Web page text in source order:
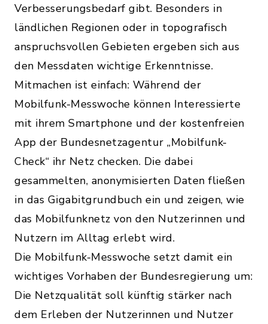
Verbesserungsbedarf gibt. Besonders in
ländlichen Regionen oder in topografisch
anspruchsvollen Gebieten ergeben sich aus
den Messdaten wichtige Erkenntnisse.
Mitmachen ist einfach: Während der
Mobilfunk-Messwoche können Interessierte
mit ihrem Smartphone und der kostenfreien
App der Bundesnetzagentur „Mobilfunk-
Check“ ihr Netz checken. Die dabei
gesammelten, anonymisierten Daten fließen
in das Gigabitgrundbuch ein und zeigen, wie
das Mobilfunknetz von den Nutzerinnen und
Nutzern im Alltag erlebt wird.
Die Mobilfunk-Messwoche setzt damit ein
wichtiges Vorhaben der Bundesregierung um:
Die Netzqualität soll künftig stärker nach
dem Erleben der Nutzerinnen und Nutzer